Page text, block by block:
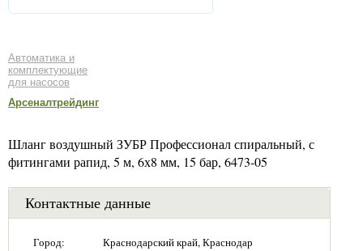
Автоматика и
комплектующие
для насосов
Арсеналтрейдинг
Шланг воздушный ЗУБР Профессионал спиральный, с
фитингами рапид, 5 м, 6х8 мм, 15 бар, 6473-05
Контактные данные
Город: Краснодарский край, Краснодар